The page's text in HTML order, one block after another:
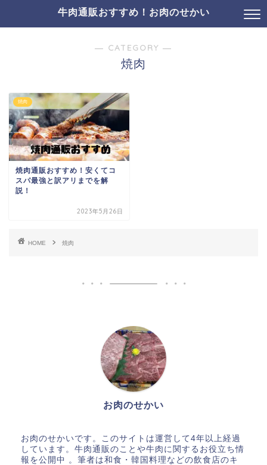
牛肉通販おすすめ！お肉のせかい
― CATEGORY ―
焼肉
焼肉
焼肉通販おすすめ！安くてコ
スパ最強と訳アリまでを解
説！
2023年5月26日
HOME 焼肉
お肉のせかい
お肉のせかいです。このサイトは運営して4年以上経過
しています。牛肉通販のことや牛肉に関するお役立ち情
報を公開中 。筆者は和食・韓国料理などの飲食店のキ